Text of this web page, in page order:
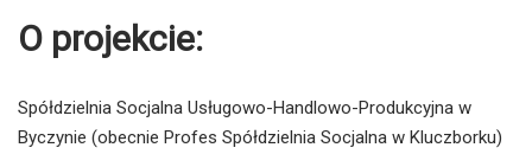
O projekcie:
Spółdzielnia Socjalna Usługowo-Handlowo-Produkcyjna w
Byczynie (obecnie Profes Spółdzielnia Socjalna w Kluczborku)